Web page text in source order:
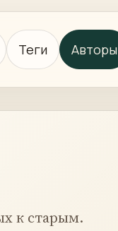
Теги Авторы
к старым.